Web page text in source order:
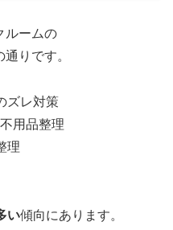
ルームの
通りです。
ズレ対策
用品整理
理
い傾向にあります。